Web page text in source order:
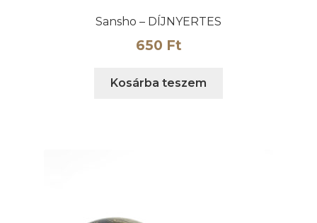
Sansho – DÍJNYERTES
650 Ft
Kosárba teszem